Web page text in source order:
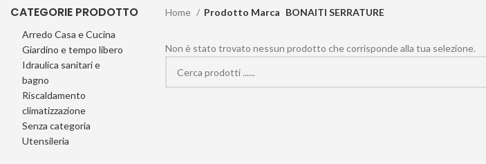
CATEGORIE PRODOTTO
Arredo Casa e Cucina
Giardino e tempo libero
Idraulica sanitari e
bagno
Riscaldamento
climatizzazione
Senza categoria
Utensileria
Home Prodotto Marca BONAITI SERRATURE
Non è stato trovato nessun prodotto che corrisponde alla tua selezione.